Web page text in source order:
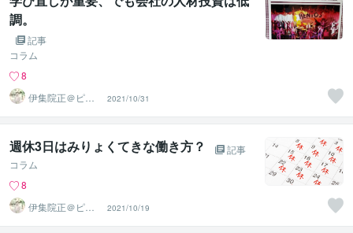
調。
記事
コラム
8
伊集院正＠ピー
プルエナジー株
式会社
2021/10/31
週休3日はみりょくてきな働き方？
記事
コラム
8
伊集院正＠ピー
プルエナジー株
式会社
2021/10/19